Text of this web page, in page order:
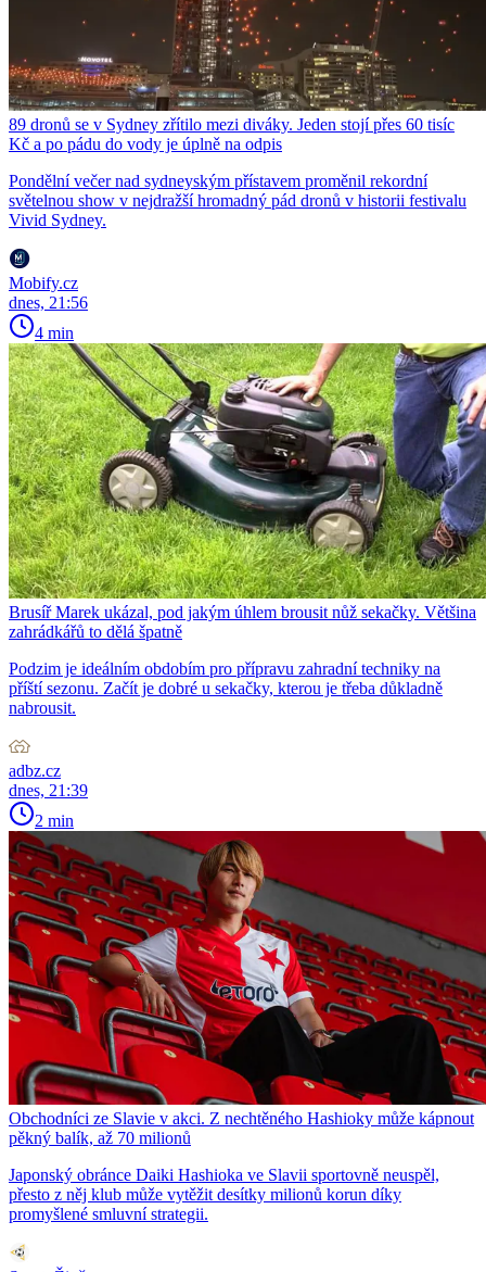
89 dronů se v Sydney zřítilo mezi diváky. Jeden stojí přes 60 tisíc
Kč a po pádu do vody je úplně na odpis
Pondělní večer nad sydneyským přístavem proměnil rekordní
světelnou show v nejdražší hromadný pád dronů v historii festivalu
Vivid Sydney.
Mobify.cz
dnes, 21:56
4 min
Brusíř Marek ukázal, pod jakým úhlem brousit nůž sekačky. Většina
zahrádkářů to dělá špatně
Podzim je ideálním obdobím pro přípravu zahradní techniky na
příští sezonu. Začít je dobré u sekačky, kterou je třeba důkladně
nabrousit.
adbz.cz
dnes, 21:39
2 min
Obchodníci ze Slavie v akci. Z nechtěného Hashioky může kápnout
pěkný balík, až 70 milionů
Japonský obránce Daiki Hashioka ve Slavii sportovně neuspěl,
přesto z něj klub může vytěžit desítky milionů korun díky
promyšlené smluvní strategii.